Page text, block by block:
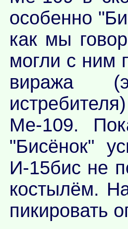
особенно
как мы
могли с ним
виража
Ме-109.
"Бисёнок"
И-15бис не
костылём.
пикировать